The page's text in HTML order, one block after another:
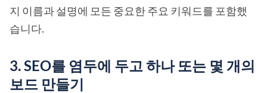
지 이름과 설명에 모든 중요한 주요 키워드를 포함했
습니다.
3. SEO를 염두에 두고 하나 또는 몇 개의
보드 만들기